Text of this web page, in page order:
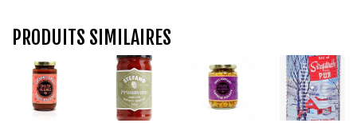
Tomato
Crispy
Kettle
Chips
PRODUITS SIMILAIRES